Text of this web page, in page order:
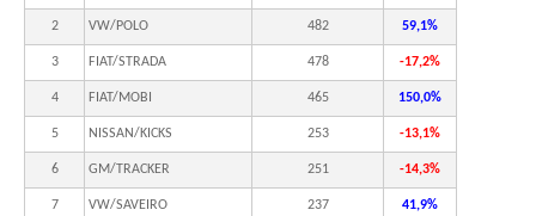
2 VW/POLO 482 59,1%
3 FIAT/STRADA 478 -17,2%
4 FIAT/MOBI 465 150,0%
5 NISSAN/KICKS 253 -13,1%
6 GM/TRACKER 251 -14,3%
7 VW/SAVEIRO 237 41,9%